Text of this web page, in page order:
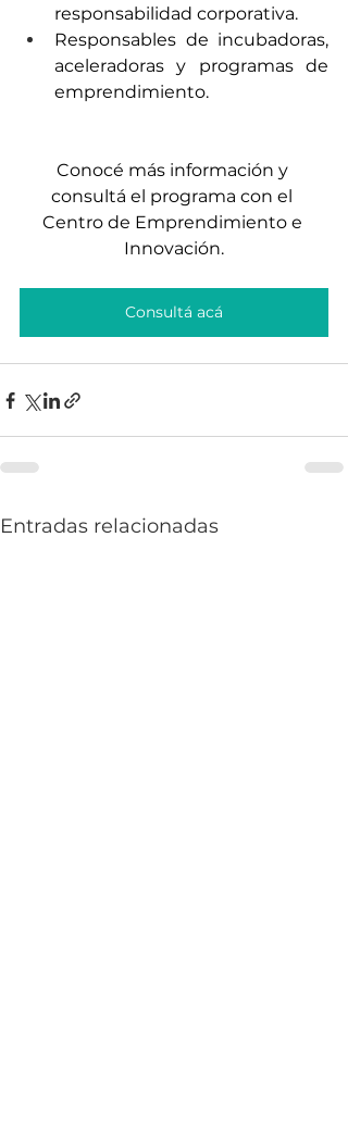
responsabilidad corporativa.
Responsables de incubadoras,
aceleradoras y programas de
emprendimiento.
Conocé más información y
consultá el programa con el
Centro de Emprendimiento e
Innovación.
Consultá acá
Entradas relacionadas